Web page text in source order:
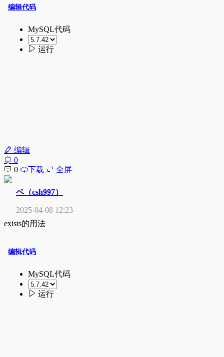
编辑
0
0
下载 全屏
ベ（csh997）
2025-04-08 12:23
exists的用法